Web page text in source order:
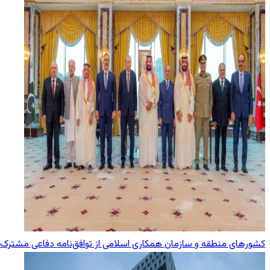
کشورهای منطقه و سازمان همکاری اسلامی از توافق‌نامه دفاعی